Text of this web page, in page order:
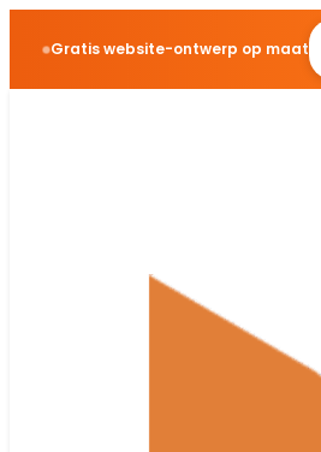
Gratis website-ontwerp op maat